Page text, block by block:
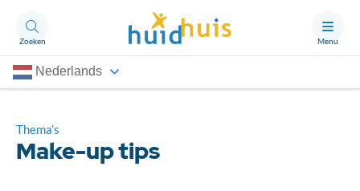
Zoeken Menu
Nederlands
Thema’s
Artikelen
Thema’s
Make-up tips